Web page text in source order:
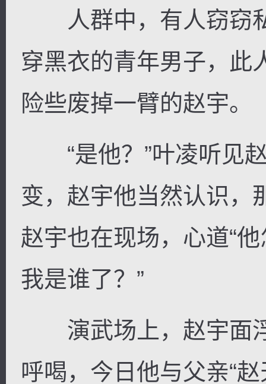
人群中，有人窃窃
穿黑衣的青年男子，此
险些废掉一臂的赵宇。
“是他？”叶凌听见赵
变，赵宇他当然认识，
赵宇也在现场，心道“
我是谁了？”
演武场上，赵宇面
呼喝，今日他与父亲“